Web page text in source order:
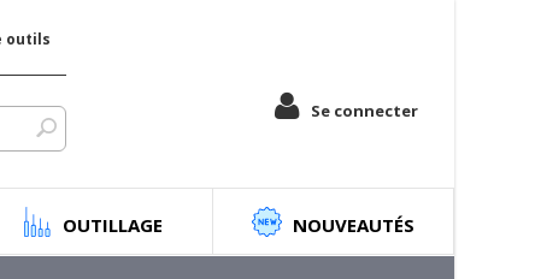
outils
Se connecter
OUTILLAGE NOUVEAUTÉS